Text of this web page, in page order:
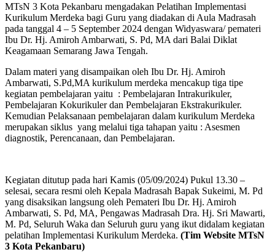
MTsN 3 Kota Pekanbaru mengadakan Pelatihan Implementasi
Kurikulum Merdeka bagi Guru yang diadakan di Aula Madrasah
pada tanggal 4 – 5 September 2024 dengan Widyaswara/ pemateri
Ibu Dr. Hj. Amiroh Ambarwati, S. Pd, MA dari Balai Diklat
Keagamaan Semarang Jawa Tengah.
Dalam materi yang disampaikan oleh Ibu Dr. Hj. Amiroh
Ambarwati, S.Pd,MA kurikulum merdeka mencakup tiga tipe
kegiatan pembelajaran yaitu : Pembelajaran Intrakurikuler,
Pembelajaran Kokurikuler dan Pembelajaran Ekstrakurikuler.
Kemudian Pelaksanaan pembelajaran dalam kurikulum Merdeka
merupakan siklus yang melalui tiga tahapan yaitu : Asesmen
diagnostik, Perencanaan, dan Pembelajaran.
Kegiatan ditutup pada hari Kamis (05/09/2024) Pukul 13.30 –
selesai, secara resmi oleh Kepala Madrasah Bapak Sukeimi, M. Pd
yang disaksikan langsung oleh Pemateri Ibu Dr. Hj. Amiroh
Ambarwati, S. Pd, MA, Pengawas Madrasah Dra. Hj. Sri Mawarti,
M. Pd, Seluruh Waka dan Seluruh guru yang ikut didalam kegiatan
pelatihan Implementasi Kurikulum Merdeka. (Tim Website MTsN
3 Kota Pekanbaru)